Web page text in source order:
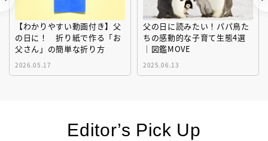
【わかりやすい動画付き】父
の日に！ 折り紙で作る「お
父さん」の簡単な折り方
2026.05.17
父の日に読みたい！パパ鳥た
ちの感動的な子育て生態4選
｜図鑑MOVE
2025.06.13
Editor’s Pick Up